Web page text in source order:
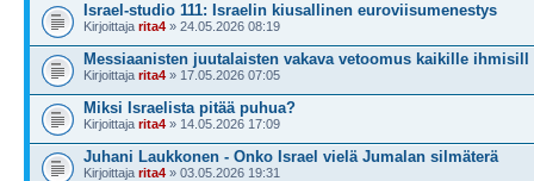
Israel-studio 111: Israelin kiusallinen euroviisumenestys
Kirjoittaja rita4 » 24.05.2026 08:19
Messiaanisten juutalaisten vakava vetoomus kaikille ihmisill
Kirjoittaja rita4 » 17.05.2026 07:05
Miksi Israelista pitää puhua?
Kirjoittaja rita4 » 14.05.2026 17:09
Juhani Laukkonen - Onko Israel vielä Jumalan silmäterä
Kirjoittaja rita4 » 03.05.2026 19:31